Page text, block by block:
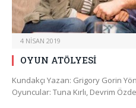
4 NISAN 2019
OYUN ATÖLYESİ
Kundakçı Yazan: Grigory Gorin
Oyuncular: Tuna Kırlı, Devrim